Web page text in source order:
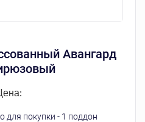
Авангард
для покупки - 1 поддон